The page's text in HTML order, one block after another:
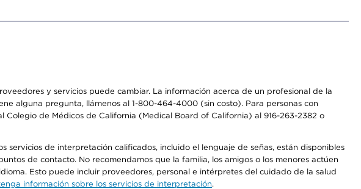
y servicios puede cambiar. La información acerca de un profesional de la
alguna pregunta, llámenos al 1-800-464-4000 (sin costo). Para personas con
Colegio de Médicos de California (Medical Board of California) al 916-263-2382 o
servicios de interpretación calificados, incluido el lenguaje de señas, están disponibles
de contacto. No recomendamos que la familia, los amigos o los menores actúen
Esto puede incluir proveedores, personal e intérpretes del cuidado de la salud
información sobre los servicios de interpretación.